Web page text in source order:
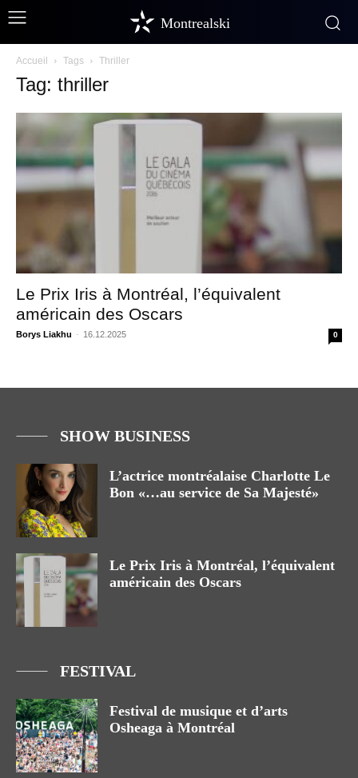
Montrealski
Accueil Tags Thriller
Tag: thriller
Le Prix Iris à Montréal, l’équivalent
américain des Oscars
Borys Liakhu - 16.12.2025 0
SHOW BUSINESS
L’actrice montréalaise Charlotte Le
Bon «…au service de Sa Majesté»
Le Prix Iris à Montréal, l’équivalent
américain des Oscars
FESTIVAL
Festival de musique et d’arts
Osheaga à Montréal